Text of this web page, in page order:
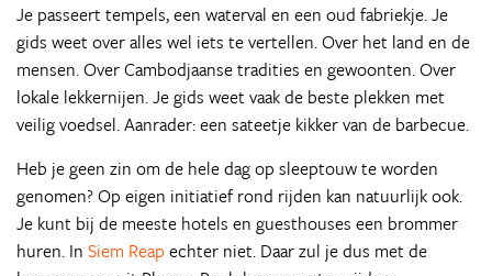
Je passeert tempels, een waterval en een oud fabriekje. Je
gids weet over alles wel iets te vertellen. Over het land en de
mensen. Over Cambodjaanse tradities en gewoonten. Over
lokale lekkernijen. Je gids weet vaak de beste plekken met
veilig voedsel. Aanrader: een sateetje kikker van de barbecue.
Heb je geen zin om de hele dag op sleeptouw te worden
genomen? Op eigen initiatief rond rijden kan natuurlijk ook.
Je kunt bij de meeste hotels en guesthouses een brommer
huren. In Siem Reap echter niet. Daar zul je dus met de